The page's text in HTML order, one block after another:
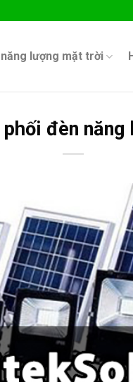
lượng mặt trời
đèn